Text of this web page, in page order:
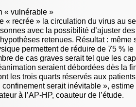
« vulnérable »
« recrée » la circulation du virus au
avec la possibilité d’ajuster
retenues. Résultat : même
permettent de réduire de 75 % le
de cas graves serait tel que les
seraient débordées dès la
les trois quarts réservés aux
serait inévitable »,
à l’AP-HP, coauteur de l’étude.